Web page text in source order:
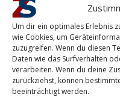
Um dir ein optimales Erlebnis
wie Cookies, um
zuzugreifen. Wenn du diesen
Daten wie das Surfverhalten
verarbeiten. Wenn du deine
zurückziehst, können
beeinträchtigt werden.
Jana aus Nassau
Wir möchten
durch Wirksamkeit
überzeugen.
Unsere